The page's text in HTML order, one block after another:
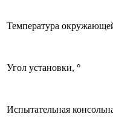
Температура
Угол установки, °
Испытательная